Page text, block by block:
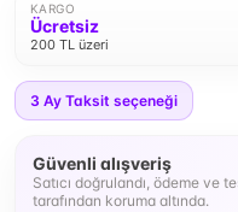
KARGO
Ücretsiz
200 TL üzeri
3 Ay Taksit seçeneği
Güvenli alışveriş
Satıcı doğrulandı, ödeme ve
tarafından koruma altında.